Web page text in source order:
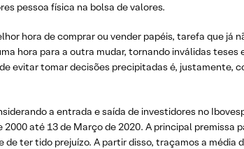
pessoa física na bolsa de valores.
hora de comprar ou vender papéis, tarefa que já
hora para a outra mudar, tornando inválidas
evitar tomar decisões precipitadas é, justamente,
a entrada e saída de investidores no
2000 até 13 de Março de 2020. A principal
ter tido prejuízo. A partir disso, traçamos a